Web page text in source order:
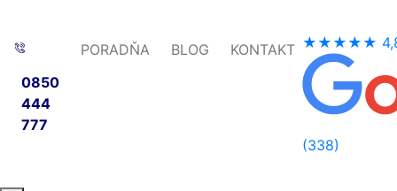
0850
444
777
PORADŇA BLOG KONTAKT ★★★★★
(338)